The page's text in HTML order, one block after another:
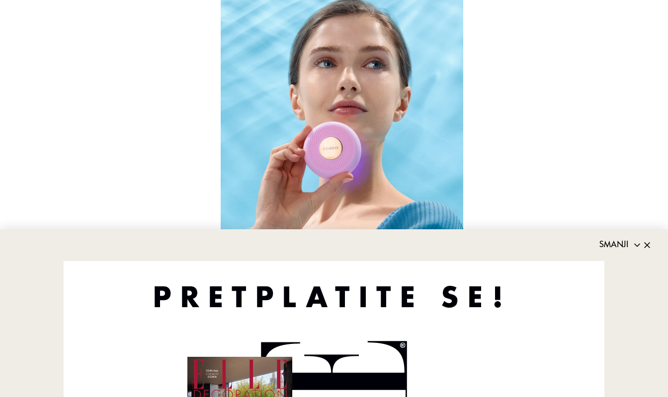
FOREO pokloni koji oduševljavaju bez prevelikog troška
toplinsku i svjetlosnu terapiju kako bi pojačao učinak maske. Brz, učinkovit i
iznimno ugodan baš poput mini spa tretmana kod kuće.
Zašto je savršen poklon:
Hidratizira kožu i do 126 % u samo dvije minute
SMANJI